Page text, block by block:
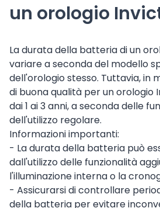
un orologio
La durata della batteria di un
variare a seconda del modello
dell'orologio stesso. Tuttavia, in
di buona qualità per un orologio
dai 1 ai 3 anni, a seconda delle
dell'utilizzo regolare.
Informazioni importanti:
- La durata della batteria può
dall'utilizzo delle funzionalità
l'illuminazione interna o la
- Assicurarsi di controllare
della batteria per evitare